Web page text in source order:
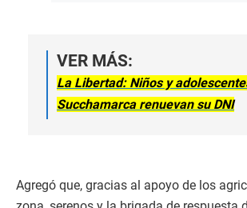
VER MÁS:
La Libertad: Niños y
Succhamarca renuevan su DNI
Agregó que, gracias al apoyo de los